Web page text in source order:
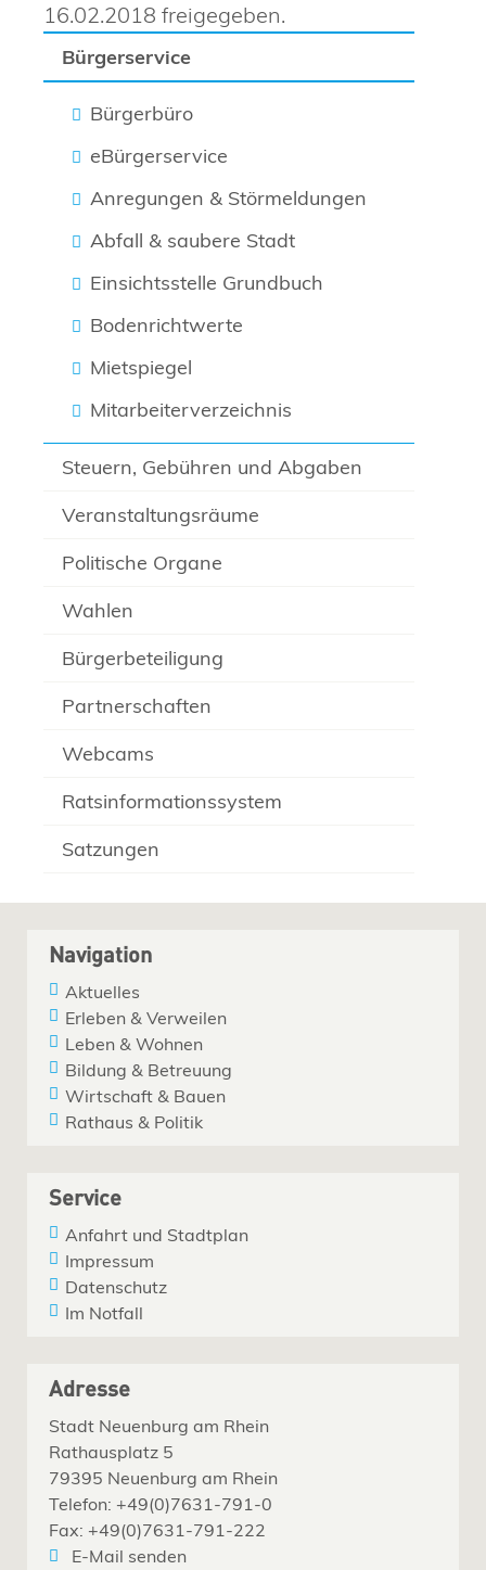
Bürgerservice
Bürgerbüro
eBürgerservice
Anregungen & Störmeldungen
Abfall & saubere Stadt
Einsichtsstelle Grundbuch
Bodenrichtwerte
Mietspiegel
Mitarbeiterverzeichnis
Steuern, Gebühren und Abgaben
Veranstaltungsräume
Politische Organe
Wahlen
Bürgerbeteiligung
Partnerschaften
Webcams
Ratsinformationssystem
Satzungen
16.02.2018 freigegeben.
Navigation
Aktuelles
Erleben & Verweilen
Leben & Wohnen
Bildung & Betreuung
Wirtschaft & Bauen
Rathaus & Politik
Service
Anfahrt und Stadtplan
Impressum
Datenschutz
Im Notfall
Adresse
Stadt Neuenburg am Rhein
Rathausplatz 5
79395 Neuenburg am Rhein
Telefon: +49(0)7631-791-0
Fax: +49(0)7631-791-222
E-Mail senden